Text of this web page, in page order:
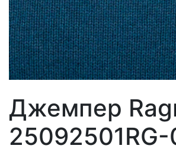
Джемпер
25092501RG-